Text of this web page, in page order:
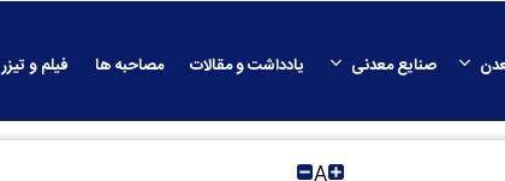
صنایع معدنی یادداشت و مقالات مصاحبه ها فیلم و تیزر